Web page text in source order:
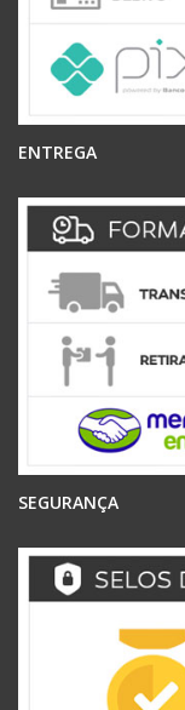
ENTREGA
SEGURANÇA